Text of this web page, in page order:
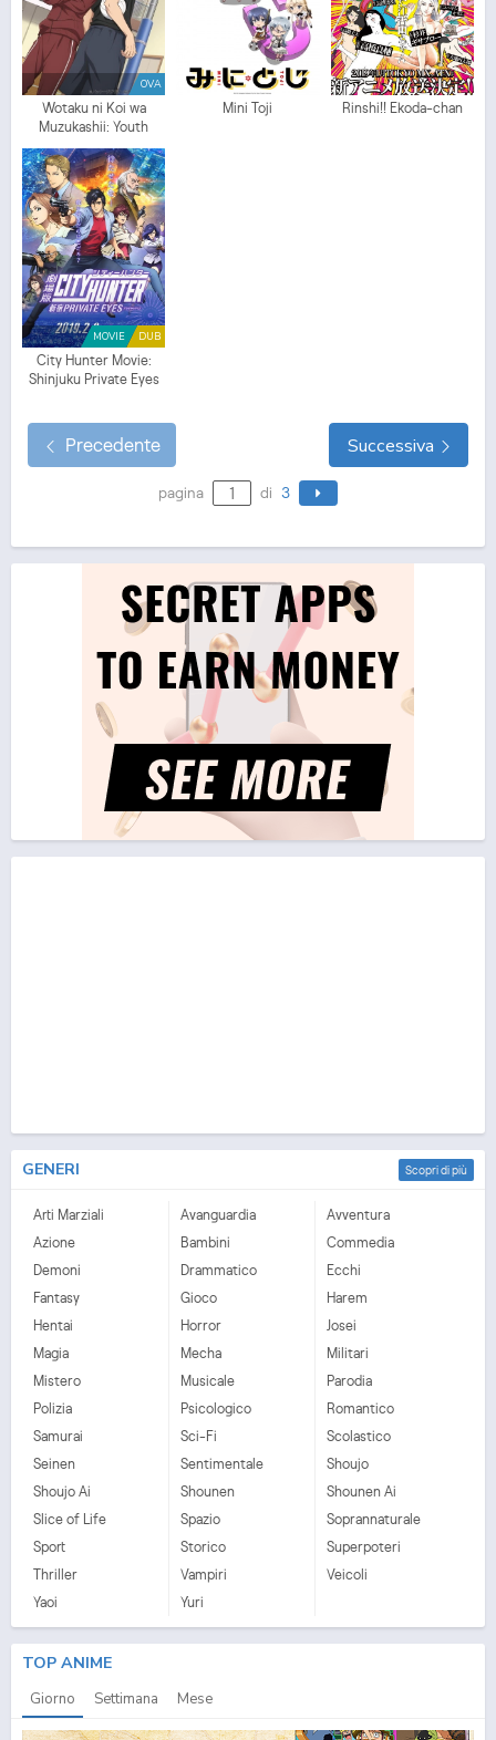
OVA
Wotaku ni Koi wa
Muzukashii: Youth
Mini Toji Rinshi!! Ekoda-chan
DUB
MOVIE
City Hunter Movie:
Shinjuku Private Eyes
Precedente Successiva
pagina di 3
Scopri di più
GENERI
Arti Marziali Avanguardia
Avventura
Azione
Bambini
Commedia
Demoni
Drammatico
Ecchi
Fantasy
Gioco
Harem
Hentai
Horror
Josei
Magia
Mecha
Militari
Mistero
Musicale
Parodia
Polizia
Psicologico
Romantico
Samurai
Sci-Fi
Scolastico
Seinen
Sentimentale
Shoujo
Shoujo Ai
Shounen
Shounen Ai
Slice of Life
Spazio
Soprannaturale
Sport
Storico
Superpoteri
Thriller
Vampiri
Veicoli
Yaoi
Yuri
TOP ANIME
Giorno Settimana Mese